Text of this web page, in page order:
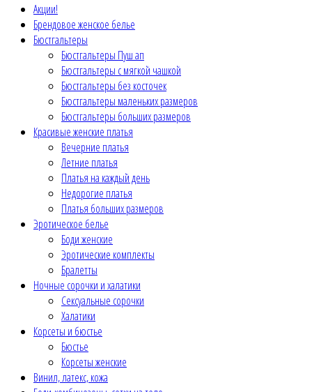
Акции!
Брендовое женское белье
Бюстгальтеры
Бюстгальтеры Пуш ап
Бюстгальтеры с мягкой чашкой
Бюстгальтеры без косточек
Бюстгальтеры маленьких размеров
Бюстгальтеры больших размеров
Красивые женские платья
Вечерние платья
Летние платья
Платья на каждый день
Недорогие платья
Платья больших размеров
Эротическое белье
Боди женские
Эротические комплекты
Бралетты
Ночные сорочки и халатики
Сексуальные сорочки
Халатики
Корсеты и бюстье
Бюстье
Корсеты женские
Винил, латекс, кожа